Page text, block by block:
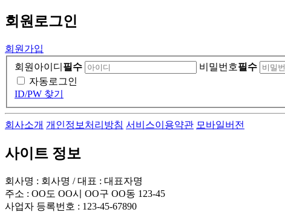
회원로그인
회원가입
회원아이디 필수 비밀번호필수
자동로그인
ID/PW 찾기
회사소개 개인정보처리방침 서비스이용약관 모바일버전
사이트 정보
회사명 : 회사명 / 대표 : 대표자명
주소 : OO도 OO시 OO구 OO동 123-45
사업자 등록번호 : 123-45-67890